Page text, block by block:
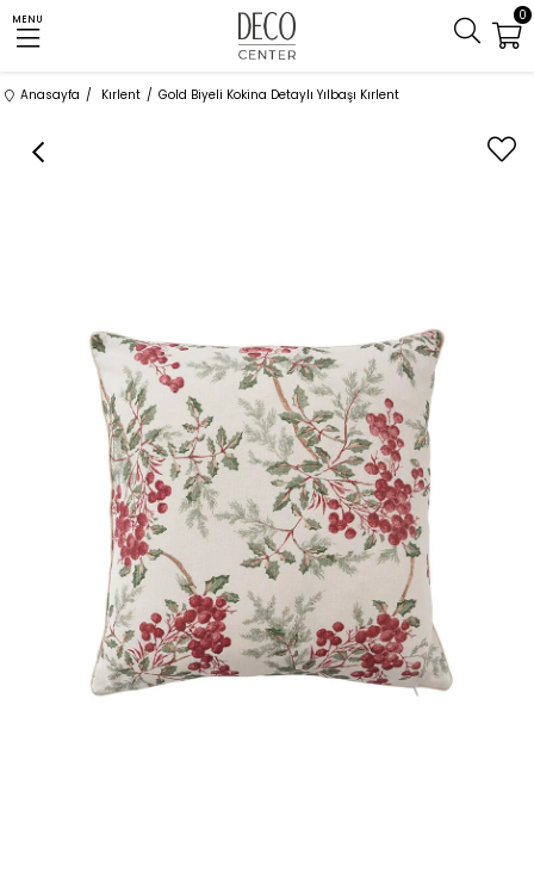
MENU 0
Anasayfa Kırlent Gold Biyeli Kokina Detaylı Yılbaşı Kırlent